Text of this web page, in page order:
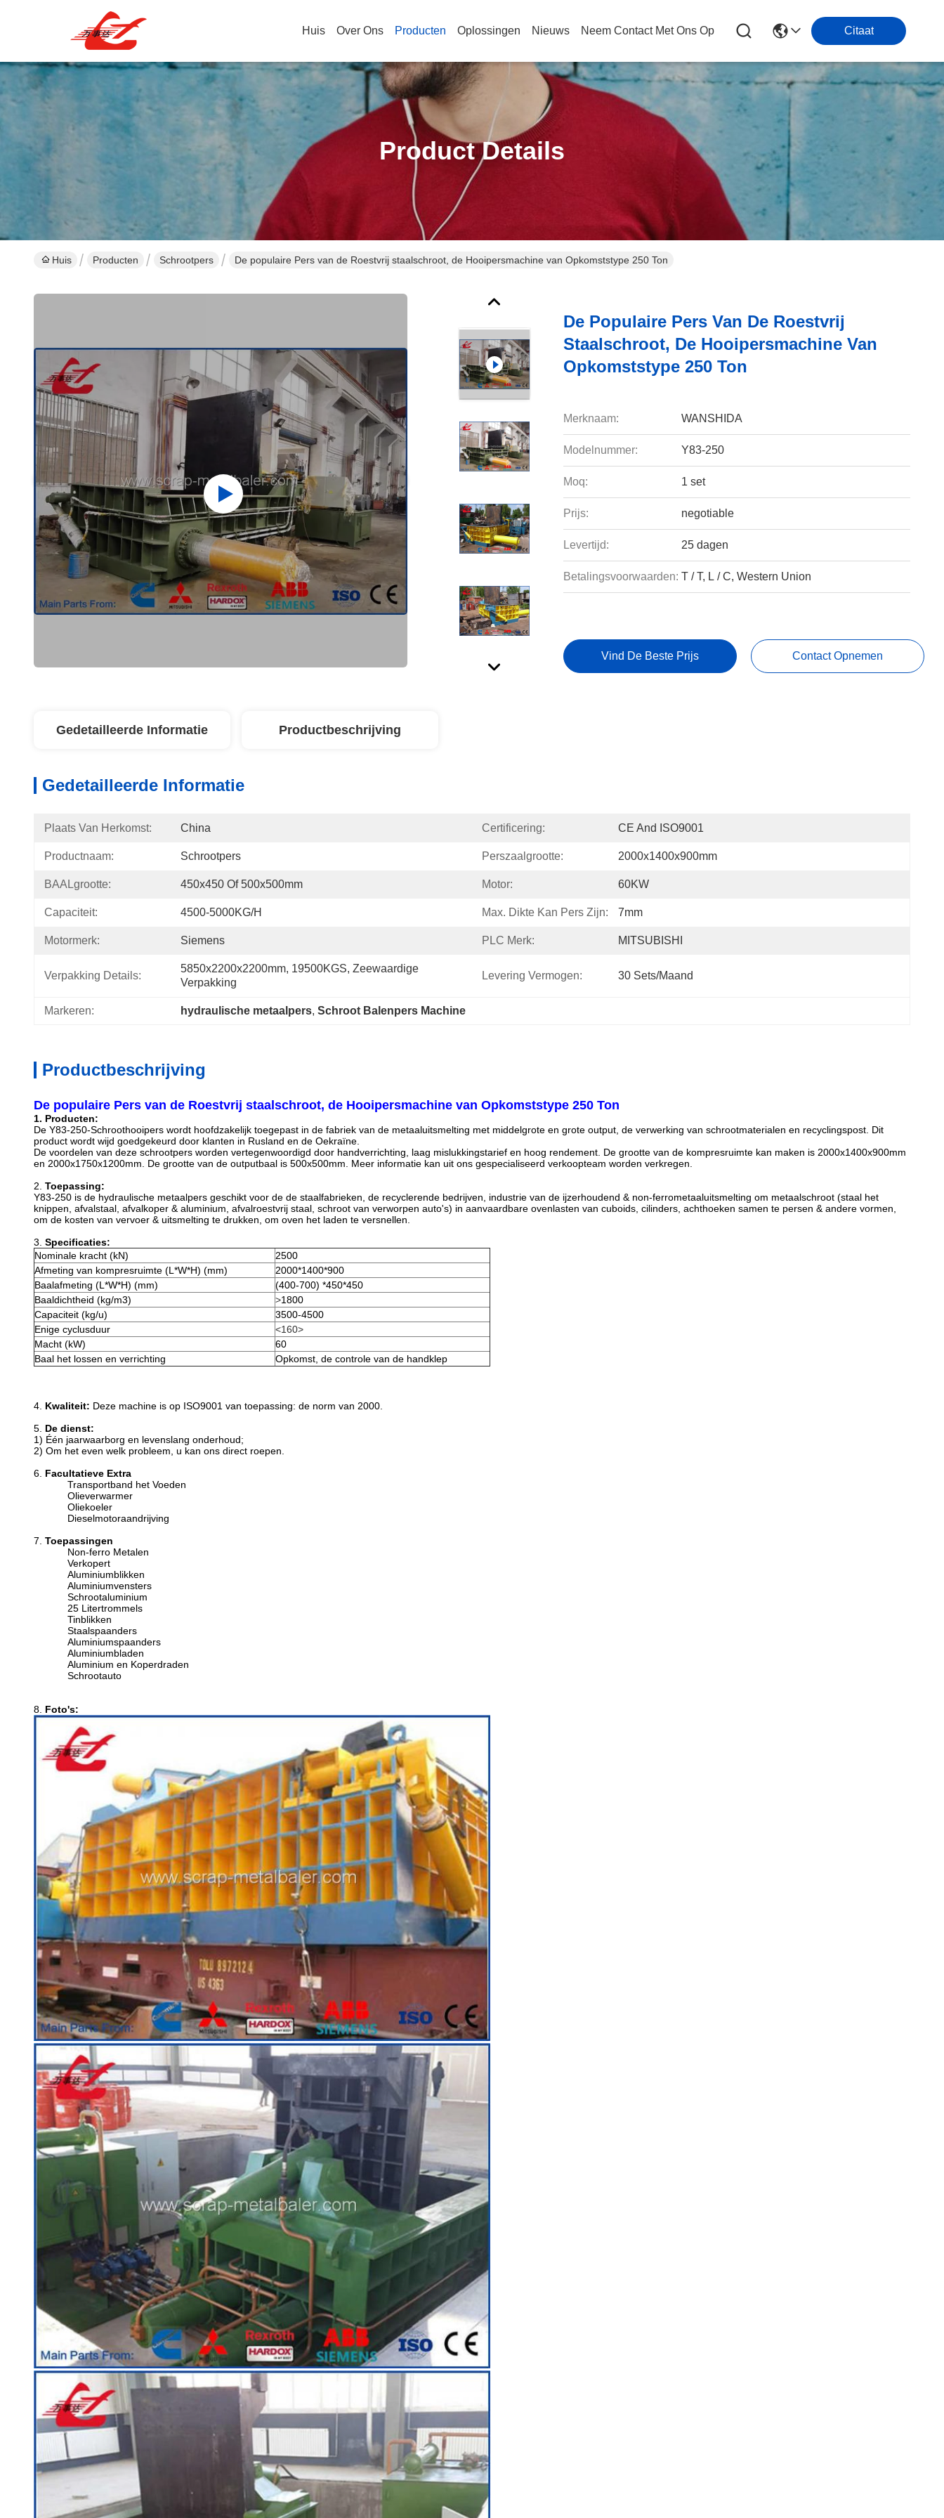
Huis Over Ons Producten Oplossingen Nieuws Neem Contact Met Ons Op Citaat
Product Details
Huis Producten Schrootpers De populaire Pers van de Roestvrij staalschroot, de Hooipersmachine van Opkomststype 250 Ton
De Populaire Pers Van De Roestvrij
Staalschroot, De Hooipersmachine Van
Opkomststype 250 Ton
Merknaam: WANSHIDA
Modelnummer: Y83-250
Moq: 1 set
Prijs: negotiable
Levertijd: 25 dagen
Betalingsvoorwaarden: T / T, L / C, Western Union
Vind De Beste Prijs Contact Opnemen
Gedetailleerde Informatie Productbeschrijving
Gedetailleerde Informatie
Plaats Van Herkomst: China Certificering: CE And ISO9001
Productnaam: Schrootpers Perszaalgrootte: 2000x1400x900mm
BAALgrootte: 450x450 Of 500x500mm Motor: 60KW
Capaciteit: 4500-5000KG/h Max. Dikte Kan Pers Zijn: 7mm
Motormerk: Siemens PLC Merk: MITSUBISHI
Verpakking Details:
5850x2200x2200mm, 19500KGS, Zeewaardige
Verpakking
Levering Vermogen: 30 Sets/maand
Markeren: hydraulische metaalpers, Schroot Balenpers Machine
Productbeschrijving
De populaire Pers van de Roestvrij staalschroot, de Hooipersmachine van Opkomststype 250 Ton
1. Producten:
De Y83-250-Schroothooipers wordt hoofdzakelijk toegepast in de fabriek van de metaaluitsmelting met middelgrote en grote output, de verwerking van schrootmaterialen en recyclingspost. Dit
product wordt wijd goedgekeurd door klanten in Rusland en de Oekraïne.
De voordelen van deze schrootpers worden vertegenwoordigd door handverrichting, laag mislukkingstarief en hoog rendement. De grootte van de kompresruimte kan maken is 2000x1400x900mm
en 2000x1750x1200mm. De grootte van de outputbaal is 500x500mm. Meer informatie kan uit ons gespecialiseerd verkoopteam worden verkregen.
2. Toepassing:
Y83-250 is de hydraulische metaalpers geschikt voor de de staalfabrieken, de recyclerende bedrijven, industrie van de ijzerhoudend & non-ferrometaaluitsmelting om metaalschroot (staal het
knippen, afvalstaal, afvalkoper & aluminium, afvalroestvrij staal, schroot van verworpen auto's) in aanvaardbare ovenlasten van cuboids, cilinders, achthoeken samen te persen & andere vormen,
om de kosten van vervoer & uitsmelting te drukken, om oven het laden te versnellen.
3. Specificaties:
Nominale kracht (kN)
2500
Afmeting van kompresruimte (L*W*H) (mm)
2000*1400*900
Baalafmeting (L*W*H) (mm)
(400-700) *450*450
Baaldichtheid (kg/m3)
>1800
Capaciteit (kg/u)
3500-4500
Enige cyclusduur
<160>
Macht (kW)
60
Baal het lossen en verrichting
Opkomst, de controle van de handklep
4. Kwaliteit: Deze machine is op ISO9001 van toepassing: de norm van 2000.
5. De dienst:
1) Één jaarwaarborg en levenslang onderhoud;
2) Om het even welk probleem, u kan ons direct roepen.
6. Facultatieve Extra
Transportband het Voeden
Olieverwarmer
Oliekoeler
Dieselmotoraandrijving
7. Toepassingen
Non-ferro Metalen
Verkopert
Aluminiumblikken
Aluminiumvensters
Schrootaluminium
25 Litertrommels
Tinblikken
Staalspaanders
Aluminiumspaanders
Aluminiumbladen
Aluminium en Koperdraden
Schrootauto
8. Foto's: